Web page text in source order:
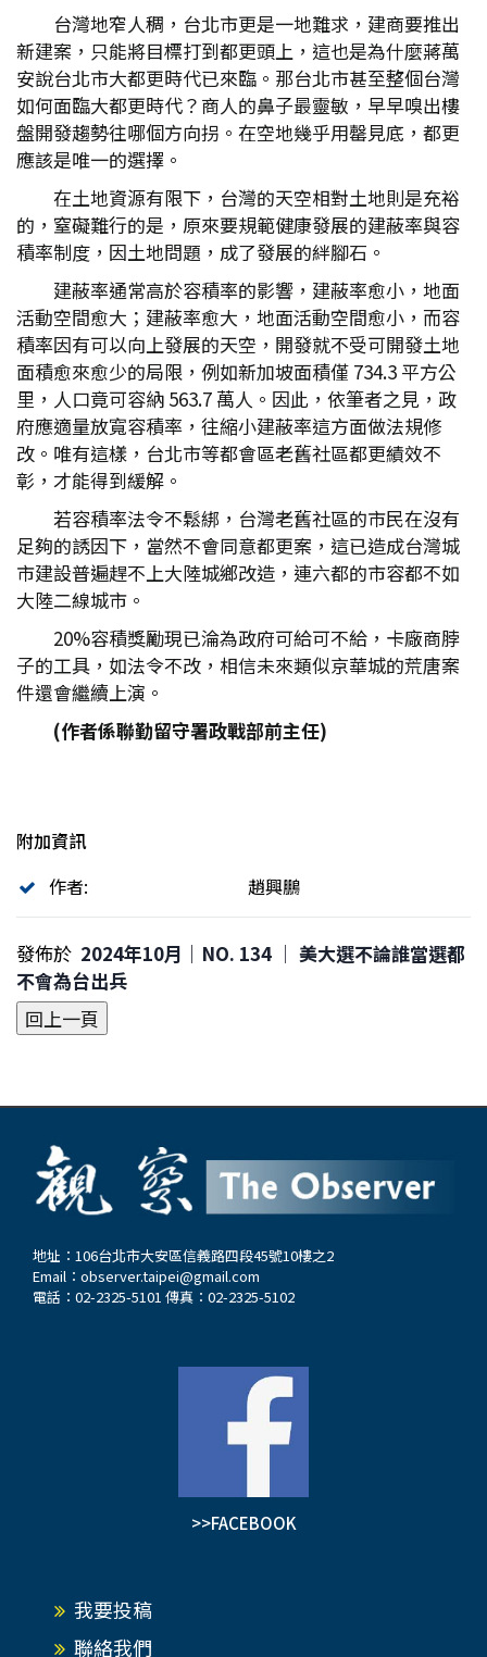
台灣地窄人稠，台北市更是一地難求，建商要推出
新建案，只能將目標打到都更頭上，這也是為什麼蔣萬
安說台北市大都更時代已來臨。那台北市甚至整個台灣
如何面臨大都更時代？商人的鼻子最靈敏，早早嗅出樓
盤開發趨勢往哪個方向拐。在空地幾乎用罄見底，都更
應該是唯一的選擇。
在土地資源有限下，台灣的天空相對土地則是充裕
的，窒礙難行的是，原來要規範健康發展的建蔽率與容
積率制度，因土地問題，成了發展的絆腳石。
建蔽率通常高於容積率的影響，建蔽率愈小，地面
活動空間愈大；建蔽率愈大，地面活動空間愈小，而容
積率因有可以向上發展的天空，開發就不受可開發土地
面積愈來愈少的局限，例如新加坡面積僅 734.3 平方公
里，人口竟可容納 563.7 萬人。因此，依筆者之見，政
府應適量放寬容積率，往縮小建蔽率這方面做法規修
改。唯有這樣，台北市等都會區老舊社區都更績效不
彰，才能得到緩解。
若容積率法令不鬆綁，台灣老舊社區的市民在沒有
足夠的誘因下，當然不會同意都更案，這已造成台灣城
市建設普遍趕不上大陸城鄉改造，連六都的市容都不如
大陸二線城市。
20%容積獎勵現已淪為政府可給可不給，卡廠商脖
子的工具，如法令不改，相信未來類似京華城的荒唐案
件還會繼續上演。
(作者係聯勤留守署政戰部前主任)
附加資訊
作者:
趙興鵬
發佈於 2024年10月｜NO. 134 │ 美大選不論誰當選都
不會為台出兵
地址：106台北市大安區信義路四段45號10樓之2
Email： observer.taipei@gmail.com
電話：02-2325-5101 傳真：02-2325-5102
>>FACEBOOK
我要投稿
聯絡我們